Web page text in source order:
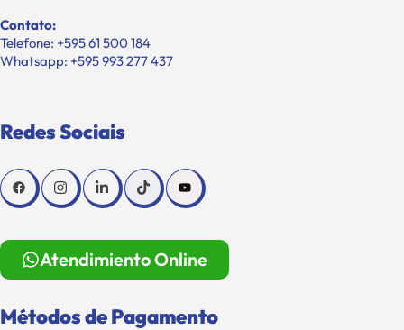
Contato:
Telefone: +595 61 500 184
Whatsapp: +595 993 277 437
Redes Sociais
Atendimiento Online
Métodos de Pagamento